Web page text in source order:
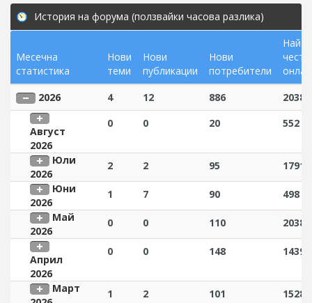
История на форума (ползвайки часова разлика)
Месечна
статистика
Нови
теми
Нови
публикации
Нови
потребители
Най-
често
2026
4 12 886 2038
Август
2026
0 0 20 552
Юли
2026
2 2 95
1791
Юни
2026
1 7 90
498
Май
2026
0 0 110 2038
Април
2026
0 0 148 1439
Март
1 2 101 1528